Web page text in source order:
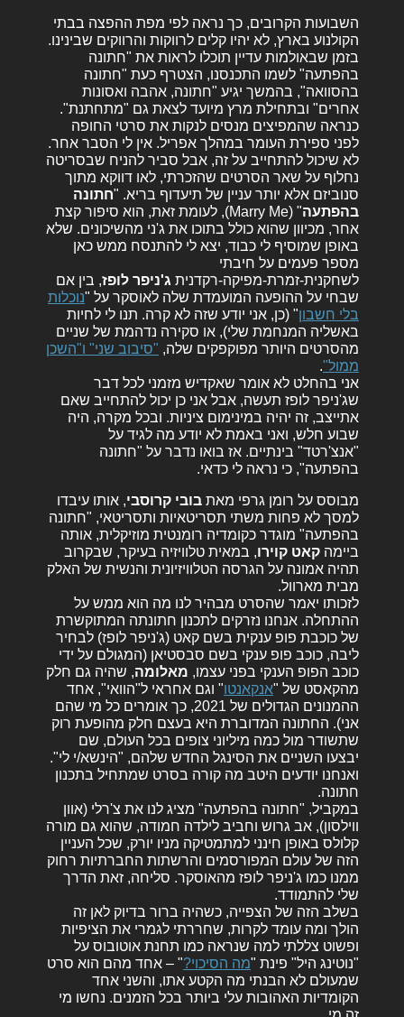
השבועות הקרובים, כך נראה לפי מפת ההפצה בבתי
הקולנוע בארץ, לא יהיו קלים לרווקות והרווקים שבינינו.
בזמן שבאולמות עדיין תוכלו לראות את "חתונה
בהפתעה" לשמו התכנסנו, הצטרף כעת "חתונה
בהסוואה", בהמשך יגיע "חתונה, אהבה ואסונות
אחרים" ובתחילת מרץ מיועד לצאת גם "מתחתנת".
כנראה שהמפיצים מנסים לנקות את סרטי החופה
לפני ספירת העומר במהלך אפריל. אין לי הסבר אחר.
לא שיכול להתחייב על זה, אבל סביר להניח שבסריטה
נחלוף על שאר הסרטים שהזכרתי, לאו דווקא מתוך
סנוביזם אלא יותר עניין של תיעדוף בריא. "חתונה
בהפתעה
" (Marry Me), לעומת זאת, הוא סיפור קצת
אחר, מכיוון שהוא כולל בתוכו את ג'ני מהשיכונים. שלא
באופן שמוסיף לי כבוד, יצא לי להתנסח ממש כאן
מספר פעמים על חיבתי
לשחקנית-זמרת-מפיקה-רקדנית ג'ניפר לופז, בין אם
שבחי על ההופעה המועמדת שלה לאוסקר על "נוכלות
בלי חשבון" (כן, אני יודע שזה לא קרה. תנו לי לחיות
באשליה המנחמת שלי), או סקירה נדהמת של שניים
מהסרטים היותר מפוקפקים שלה, "סיבוב שני" ו"השכן
ממול".
אני בהחלט לא אומר שאקדיש מזמני לכל דבר
שג'ניפר לופז תעשה, אבל אני כן יכול להתחייב שאם
אתייצב, זה יהיה במינימום ציניות. ובכל מקרה, היה
שבוע חלש, ואני באמת לא יודע מה לגיד על
"אנצ'רטד" בינתיים. אז בואו נדבר על "חתונה
בהפתעה", כי נראה לי כדאי.
מבוסס על רומן גרפי מאת בובי קרוסבי, אותו עיבדו
למסך לא פחות משתי תסריטאיות ותסריטאי, "חתונה
בהפתעה" מוגדר כקומדיה רומנטית מוזיקלית, אותה
ביימה קאט קוירו, במאית טלוויזיה בעיקר, שבקרוב
תהיה אמונה על הגרסה הטלוויזיונית והנשית של האלק
מבית מארוול.
לזכותו יאמר שהסרט מבהיר לנו מה הוא ממש על
ההתחלה. אנחנו נזרקים לתכנון חתונתה המתוקשרת
של כוכבת פופ ענקית בשם קאט (ג'ניפר לופז) לבחיר
ליבה, כוכב פופ ענקי בשם סבסטיאן (המגולם על ידי
כוכב הפופ הענקי בפני עצמו, מאלומה, שהיה גם חלק
מהקאסט של "אנקאנטו" וגם אחראי ל"הוואי", אחד
ההמנונים הגדולים של 2021, כך אומרים כל מי שהם
אני). החתונה המדוברת היא בעצם חלק מהופעת רוק
שתשודר מול כמה מיליוני צופים בכל העולם, שם
יבצעו השניים את הסינגל החדש שלהם, "הינשא/י לי".
ואנחנו יודעים היטב מה קורה בסרט שמתחיל בתכנון
חתונה.
במקביל, "חתונה בהפתעה" מציג לנו את צ'רלי (אוון
ווילסון), אב גרוש וחביב לילדה חמודה, שהוא גם מורה
קלולס באופן חינני למתמטיקה מניו יורק, שכל העניין
הזה של עולם המפורסמים והרשתות החברתיות רחוק
ממנו כמו ג'ניפר לופז מהאוסקר. סליחה, זאת הדרך
שלי להתמודד.
בשלב הזה של הצפייה, כשהיה ברור בדיוק לאן זה
הולך ומה עומד לקרות, שחררתי לגמרי את הציפיות
ופשוט צללתי למה שנראה כמו תחנת אוטובוס על
"נוטינג היל" פינת "מה הסיכוי?" – אחד מהם הוא סרט
שמעולם לא הבנתי מה הקטע אתו, והשני אחד
הקומדיות האהובות עלי ביותר בכל הזמנים. נחשו מי